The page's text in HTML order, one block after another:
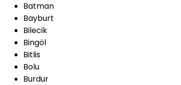
Batman
Bayburt
Bilecik
Bingöl
Bitlis
Bolu
Burdur